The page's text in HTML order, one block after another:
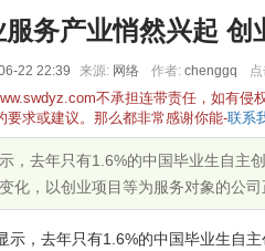
服务产业悄然兴起 创
22 22:39 来源: 网络 作者: chenggq
不承担连带责任，如有侵
要求或建议。那么都非常感谢你能-联系
，去年只有1.6%的中国毕业生自主
化，以创业项目等为服务对象的公司
，去年只有1.6%的中国毕业生自主